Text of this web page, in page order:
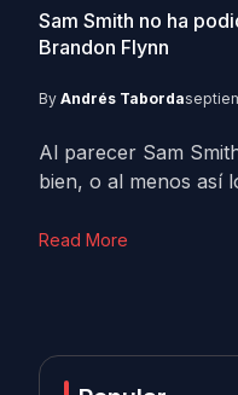
Sam Smith no ha
Brandon Flynn
By Andrés Taborda
Al parecer Sam
bien, o al menos así
Read More